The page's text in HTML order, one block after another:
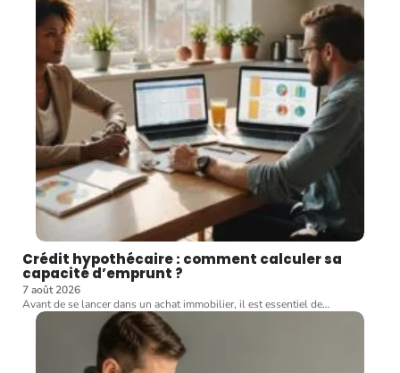
Crédit hypothécaire : comment calculer sa
capacité d’emprunt ?
7 août 2026
Avant de se lancer dans un achat immobilier, il est essentiel de…